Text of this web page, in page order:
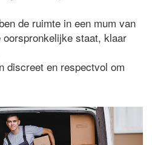
de ruimte in een mum van
staat, klaar
discreet en respectvol om